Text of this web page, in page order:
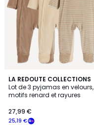
LA REDOUTE COLLECTIONS
Lot de 3 pyjamas en velours,
motifs renard et rayures
25,19 €
27,99 €